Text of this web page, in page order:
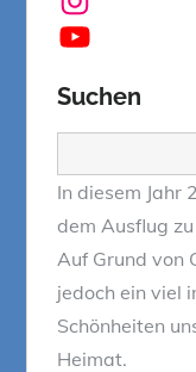
YouTube
Suchen
In diesem Jahr
dem Ausflug
Auf Grund von
jedoch ein viel
Schönheiten
Heimat.